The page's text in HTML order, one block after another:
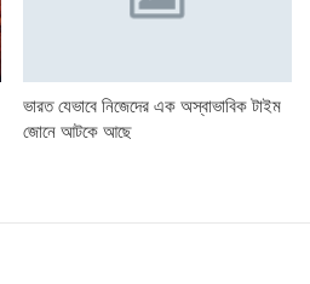
ভারত যেভাবে নিজেদের এক অস্বাভাবিক টাইম
জোনে আটকে আছে